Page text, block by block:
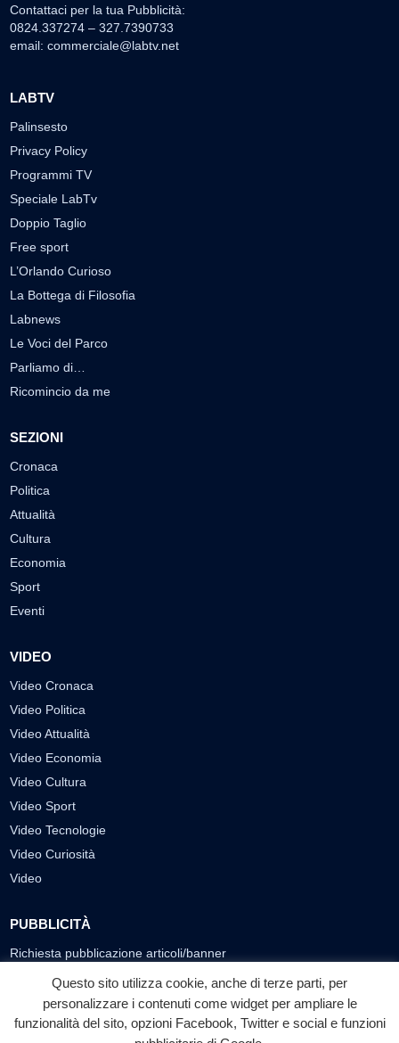
Contattaci per la tua Pubblicità:
0824.337274 – 327.7390733
email: commerciale@labtv.net
LABTV
Palinsesto
Privacy Policy
Programmi TV
Speciale LabTv
Doppio Taglio
Free sport
L’Orlando Curioso
La Bottega di Filosofia
Labnews
Le Voci del Parco
Parliamo di…
Ricomincio da me
SEZIONI
Cronaca
Politica
Attualità
Cultura
Economia
Sport
Eventi
VIDEO
Video Cronaca
Video Politica
Video Attualità
Video Economia
Video Cultura
Video Sport
Video Tecnologie
Video Curiosità
Video
PUBBLICITÀ
Richiesta pubblicazione articoli/banner
SEGUICI SUI SOCIAL
f ◎ ▶
Questo sito utilizza cookie, anche di terze parti, per
personalizzare i contenuti come widget per ampliare le
funzionalità del sito, opzioni Facebook, Twitter e social e funzioni